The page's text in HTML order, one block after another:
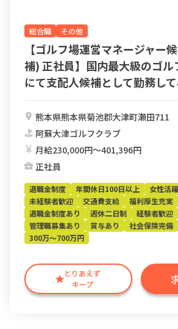
総合職 その他
【ゴルフ場運営マネージャー
補) 正社員】国内最大級のゴル
にて支配人候補として勤務し
熊本県熊本県菊池郡大津町瀬田711
阿蘇大津ゴルフクラブ
月給230,000円〜401,396円
正社員
とりあえず
キープ
退職金制度 年間休日100日以上 女性活
未経験者歓迎
交通費支給 福利厚生充実
退職金制度あり
週休二日制 経験者歓迎
管理職募集あり
賞与あり 社会保険完備
300万～700万円